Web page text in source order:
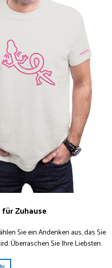
Zuhause
Sie ein Andenken aus, das Sie
Überraschen Sie Ihre Liebsten.